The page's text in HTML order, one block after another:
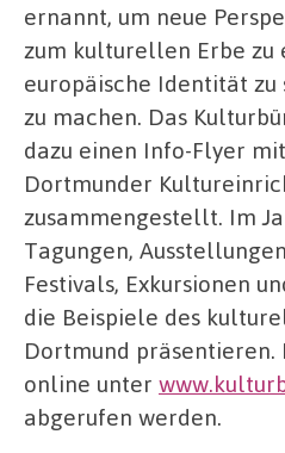
ernannt, um neue
zum kulturellen Erbe zu
europäische Identität
zu machen. Das
dazu einen Info-Flyer
Dortmunder
zusammengestellt. Im
Tagungen,
Festivals, Exkursionen
die Beispiele des
Dortmund präsentieren.
online unter
abgerufen werden.